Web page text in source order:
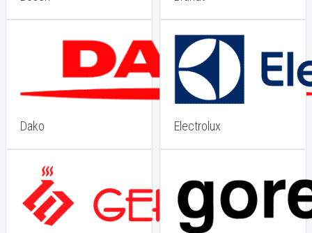
Dako Electrolux